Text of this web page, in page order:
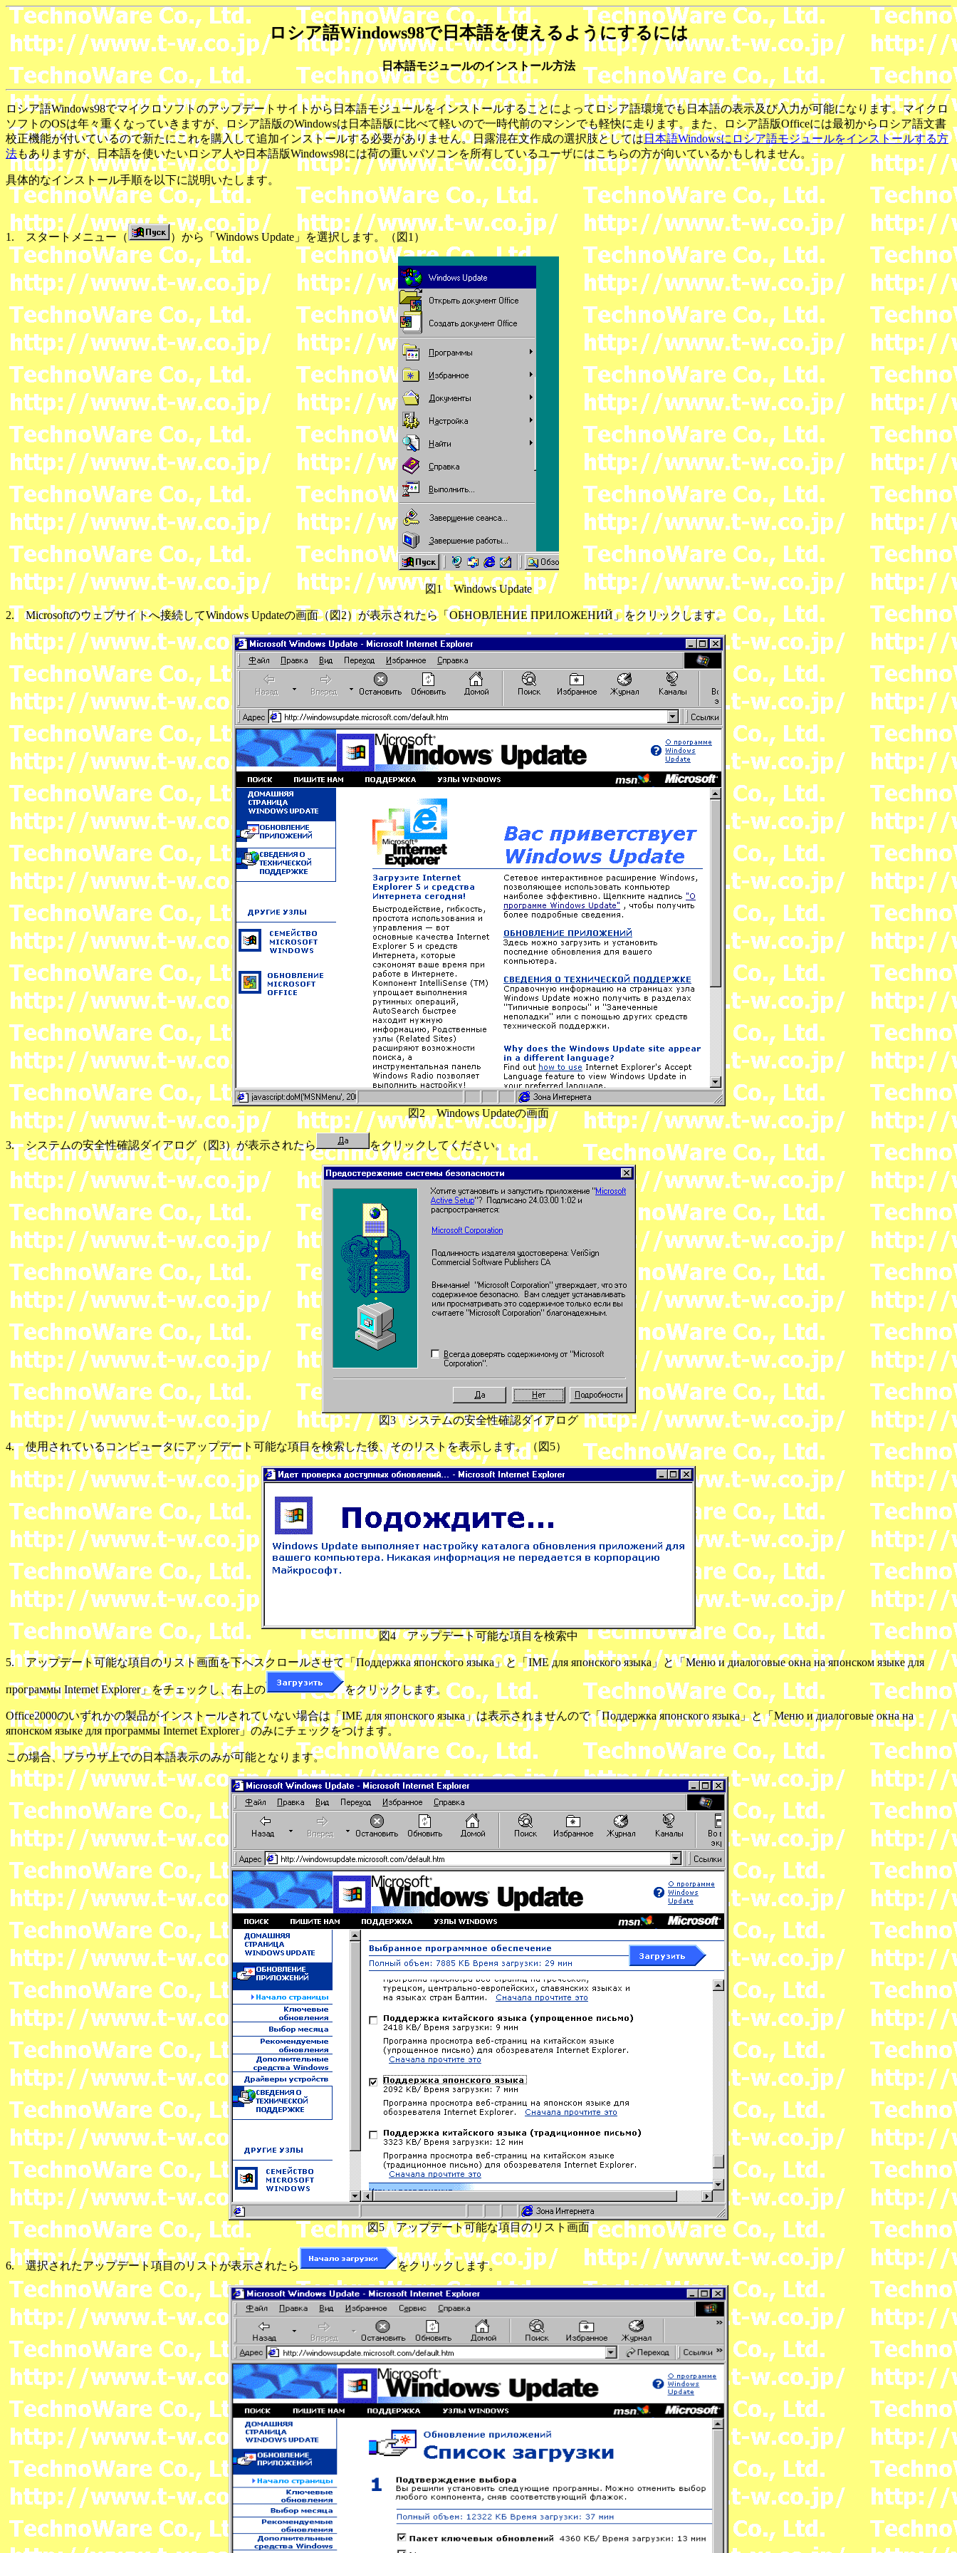
ロシア語Windows98で日本語を使えるようにするには
日本語モジュールのインストール方法
ロシア語Windows98でマイクロソフトのアップデートサイトから日本語モジュールをインストールすることによってロシア語環境でも日本語の表示及び入力が可能になります。マイクロ
ソフトのOSは年々重くなっていきますが、ロシア語版のWindowsは日本語版に比べて軽いので一時代前のマシンでも軽快に走ります。また、ロシア語版Officeには最初からロシア語文書
校正機能が付いているので新たにこれを購入して追加インストールする必要がありません。日露混在文作成の選択肢としては日本語Windowsにロシア語モジュールをインストールする方
法もありますが、日本語を使いたいロシア人や日本語版Windows98には荷の重いパソコンを所有しているユーザにはこちらの方が向いているかもしれません。
具体的なインストール手順を以下に説明いたします。
1. スタートメニュー（ ）から「Windows Update」を選択します。（図1）
図1 Windows Update
2. Microsoftのウェブサイトへ接続してWindows Updateの画面（図2）が表示されたら「ОБНОВЛЕНИЕ ПРИЛОЖЕНИЙ」をクリックします。
図2 Windows Updateの画面
3. システムの安全性確認ダイアログ（図3）が表示されたら をクリックしてください。
図3 システムの安全性確認ダイアログ
4. 使用されているコンピュータにアップデート可能な項目を検索した後、そのリストを表示します。（図5）
図4 アップデート可能な項目を検索中
5. アップデート可能な項目のリスト画面を下へスクロールさせて「Поддержка японского языка」と「IME для японского языка」と「Меню и диалоговые окна на японском языке для
программы Internet Explorer」をチェックし、右上の をクリックします。
Office2000のいずれかの製品がインストールされていない場合は「IME для японского языка」は表示されませんので「Поддержка японского языка」と「Меню и диалоговые окна на
японском языке для программы Internet Explorer」のみにチェックをつけます。
この場合、ブラウザ上での日本語表示のみが可能となります。
図5 アップデート可能な項目のリスト画面
6. 選択されたアップデート項目のリストが表示されたら をクリックします。